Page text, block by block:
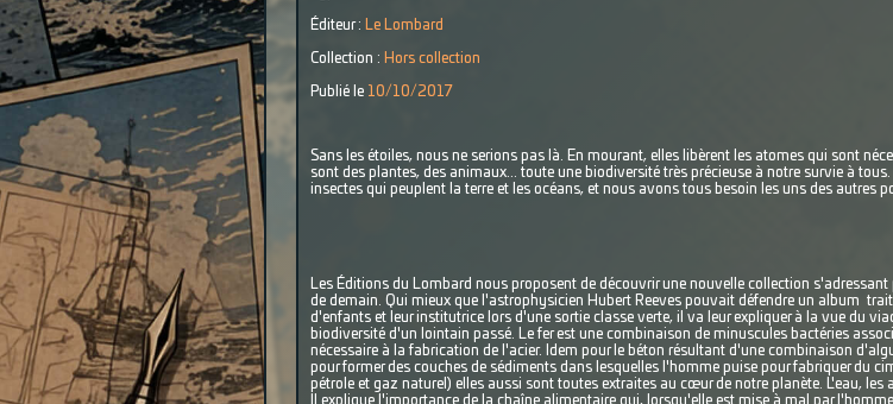
Éditeur : Le Lombard
Collection : Hors collection
Publié le 10/10/2017
Sans les étoiles, nous ne serions pas là. En mourant, elles libèrent les atomes qui sont
sont des plantes, des animaux... toute une biodiversité très précieuse à notre survie à
insectes qui peuplent la terre et les océans, et nous avons tous besoin les uns des autres
Les Éditions du Lombard nous proposent de découvrir une nouvelle collection
de demain. Qui mieux que l'astrophysicien Hubert Reeves pouvait défendre un album
d'enfants et leur institutrice lors d'une sortie classe verte, il va leur expliquer à la vue du
biodiversité d'un lointain passé. Le fer est une combinaison de minuscules bactéries
nécessaire à la fabrication de l'acier. Idem pour le béton résultant d'une combinaison
pour former des couches de sédiments dans lesquelles l'homme puise pour fabriquer du
pétrole et gaz naturel) elles aussi sont toutes extraites au cœur de notre planète. L'eau,
Il explique l'importance de la chaîne alimentaire qui, lorsqu'elle est mise à mal par